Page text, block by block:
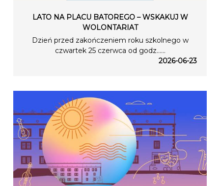
LATO NA PLACU BATOREGO – WSKAKUJ W
WOLONTARIAT
Dzień przed zakończeniem roku szkolnego w
czwartek 25 czerwca od godz…...
2026-06-23